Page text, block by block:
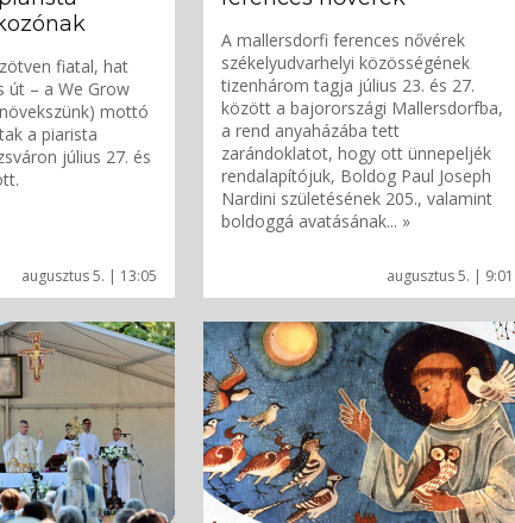
augusztus 5. | 13:05
fiatal, hat
út – a We Grow
mottó
a piarista
július 27. és
augusztus 5. | 9:01
A mallersdorfi ferences nővérek
székelyudvarhelyi közösségének
tizenhárom tagja július 23. és 27.
között a bajorországi Mallersdorfba,
a rend anyaházába tett
zarándoklatot, hogy ott ünnepeljék
rendalapítójuk, Boldog Paul Joseph
Nardini születésének 205., valamint
boldoggá avatásának... »